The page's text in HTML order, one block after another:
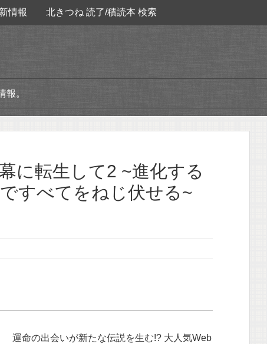
情報 北きつね 読了/積読本 検索
報。
に転生して2 ~進化する
すべてをねじ伏せる~
運命の出会いが新たな伝説を生む!? 大人気Web